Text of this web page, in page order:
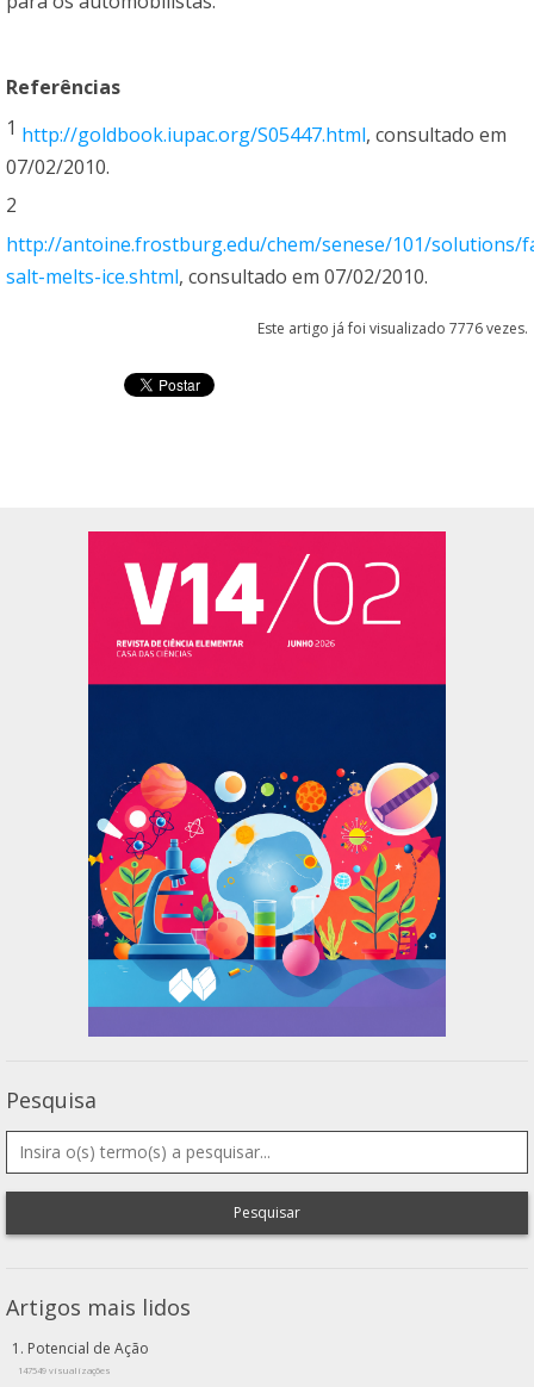
Referências
1 http://goldbook.iupac.org/S05447.html, consultado em
07/02/2010.
2
http://antoine.frostburg.edu/chem/senese/101/solutions/
salt-melts-ice.shtml, consultado em 07/02/2010.
Este artigo já foi visualizado 7776 vezes.
Pesquisa
Pesquisar
Artigos mais lidos
Potencial de Ação
147549 visualizações